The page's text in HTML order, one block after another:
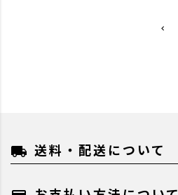
local_shipping 送料・配送について